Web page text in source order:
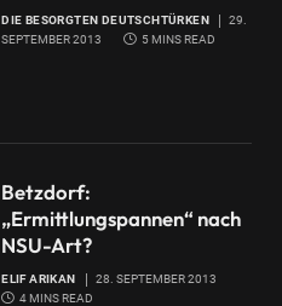
DIE BESORGTEN DEUTSCHTÜRKEN
29.
SEPTEMBER 2013
5 MINS READ
Betzdorf:
„Ermittlungspannen“ nach
NSU-Art?
ELIF ARIKAN
28. SEPTEMBER 2013
4 MINS READ